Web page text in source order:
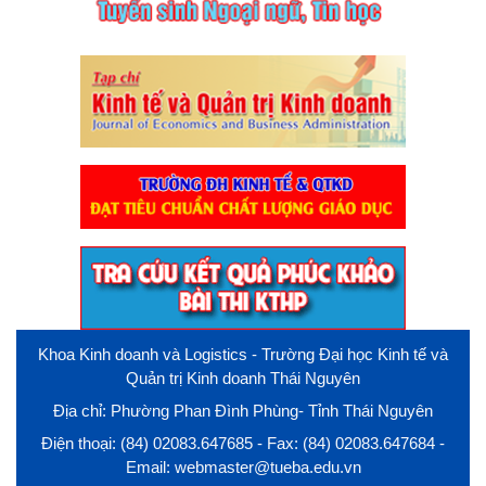
Khoa Kinh doanh và Logistics - Trường Đại học Kinh tế và
Quản trị Kinh doanh Thái Nguyên
Địa chỉ: Phường Phan Đình Phùng- Tỉnh Thái Nguyên
Điện thoại: (84) 02083.647685 - Fax: (84) 02083.647684 -
Email: webmaster@tueba.edu.vn